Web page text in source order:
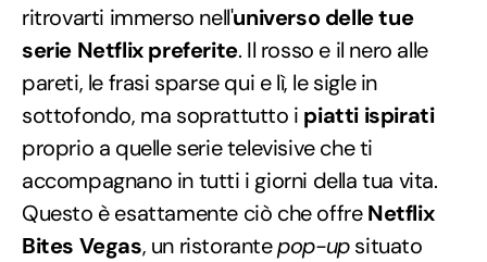
ritrovarti immerso nell'universo delle tue
serie Netflix preferite. Il rosso e il nero alle
pareti, le frasi sparse qui e lì, le sigle in
sottofondo, ma soprattutto i piatti ispirati
proprio a quelle serie televisive che ti
accompagnano in tutti i giorni della tua vita.
Questo è esattamente ciò che offreNetflix
Bites Vegas, un ristorantepop-upsituato